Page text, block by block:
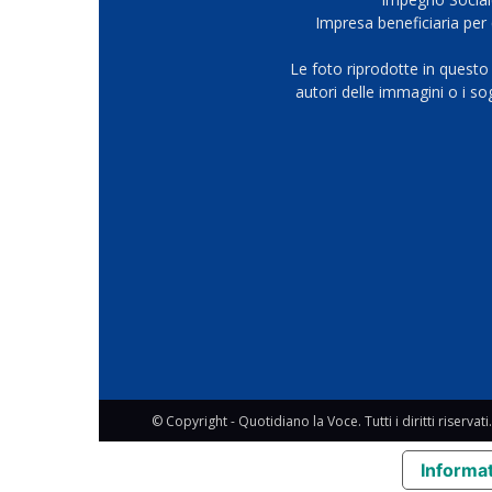
Impresa beneficiaria
Le foto riprodotte in
autori delle immagini o i
© Copyright - Quotidiano la Voce. Tutti i diritti riservati.